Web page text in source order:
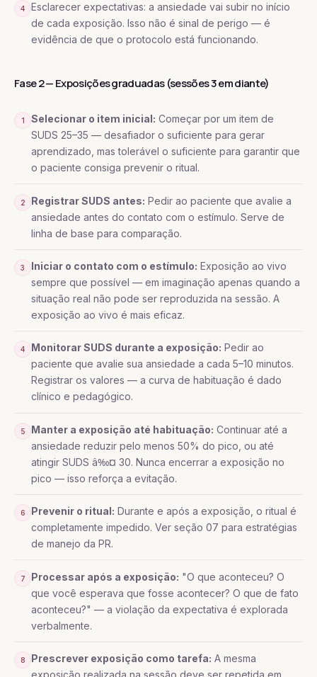
4
Esclarecer expectativas: a ansiedade vai subir no início
de cada exposição. Isso não é sinal de perigo — é
evidência de que o protocolo está funcionando.
Fase 2 — Exposições graduadas (sessões 3 em diante)
1 Selecionar o item inicial: Começar por um item de
SUDS 25–35 — desafiador o suficiente para gerar
aprendizado, mas tolerável o suficiente para garantir que
o paciente consiga prevenir o ritual.
2 Registrar SUDS antes: Pedir ao paciente que avalie a
ansiedade antes do contato com o estímulo. Serve de
linha de base para comparação.
3 Iniciar o contato com o estímulo: Exposição ao vivo
sempre que possível — em imaginação apenas quando a
situação real não pode ser reproduzida na sessão. A
exposição ao vivo é mais eficaz.
4 Monitorar SUDS durante a exposição: Pedir ao
paciente que avalie sua ansiedade a cada 5–10 minutos.
Registrar os valores — a curva de habituação é dado
clínico e pedagógico.
5 Manter a exposição até habituação: Continuar até a
ansiedade reduzir pelo menos 50% do pico, ou até
atingir SUDS â‰¤ 30. Nunca encerrar a exposição no
pico — isso reforça a evitação.
6 Prevenir o ritual: Durante e após a exposição, o ritual é
completamente impedido. Ver seção 07 para estratégias
de manejo da PR.
7 Processar após a exposição: "O que aconteceu? O
que você esperava que fosse acontecer? O que de fato
aconteceu?" — a violação da expectativa é explorada
verbalmente.
8 Prescrever exposição como tarefa: A mesma
exposição realizada na sessão deve ser repetida em